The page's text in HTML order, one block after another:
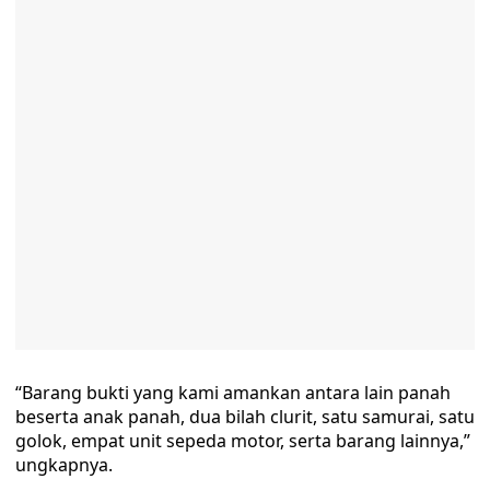
“Barang bukti yang kami amankan antara lain panah
beserta anak panah, dua bilah clurit, satu samurai, satu
golok, empat unit sepeda motor, serta barang lainnya,”
ungkapnya.